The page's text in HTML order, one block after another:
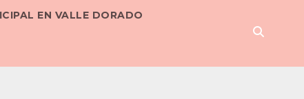
EN VALLE DORADO